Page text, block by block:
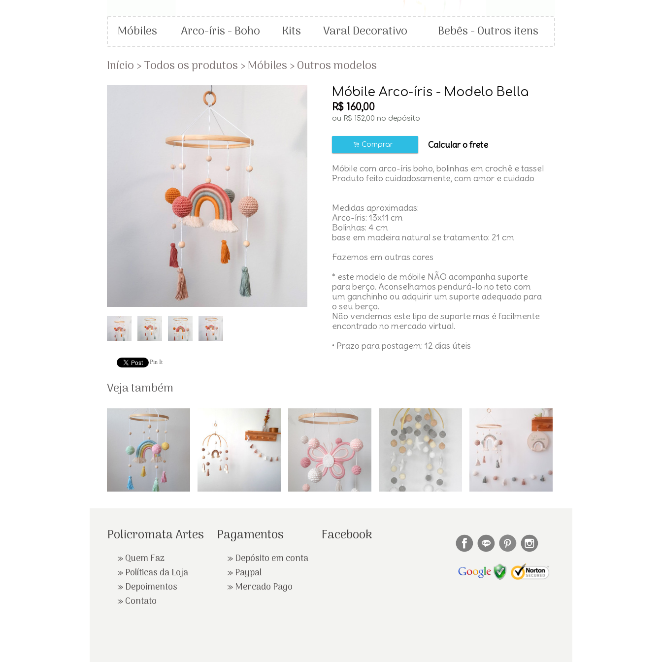
Móbiles Arco-íris - Boho Kits Varal Decorativo
Bebês - Outros itens
Início›Todos os produtos›Móbiles›Outros modelos
Pin It
Móbile Arco-íris - Modelo Bella
R$ 160,00
ou R$ 152,00 no depósito
. Comprar Calcular o frete
Móbile com arco-íris boho, bolinhas em crochê e tassel
Produto feito cuidadosamente, com amor e cuidado
Medidas aproximadas:
Arco-íris: 13x11 cm
Bolinhas: 4 cm
base em madeira natural se tratamento: 21 cm
Fazemos em outras cores
* este modelo de móbile NÃO acompanha suporte
para berço. Aconselhamos pendurá-lo no teto com
um ganchinho ou adquirir um suporte adequado para
o seu berço.
Não vendemos este tipo de suporte mas é facilmente
encontrado no mercado virtual.
• Prazo para postagem: 12 dias úteis
Veja também
Policromata Artes
»Quem Faz
» Políticas da Loja
» Depoimentos
»Contato
Pagamentos
» Depósito em conta
» Paypal
» Mercado Pago
Facebook